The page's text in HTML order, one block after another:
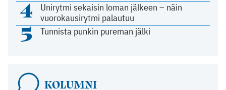
4
Unirytmi sekaisin loman jälkeen – näin
vuorokausirytmi palautuu
5 Tunnista punkin pureman jälki
KOLUMNI